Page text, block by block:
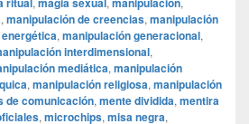
, manipulación de creencias, manipulación
, manipulación generacional,
interdimensional,
mediática, manipulación
, manipulación religiosa, manipulación
de comunicación, mente dividida, mentira
, microchips, misa negra,